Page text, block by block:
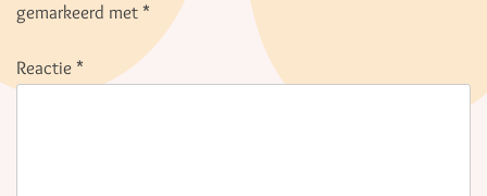
gemarkeerd met *
Reactie *